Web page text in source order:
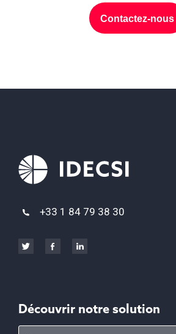
Contactez-nous
+33 1 84 79 38 30
Découvrir notre solution